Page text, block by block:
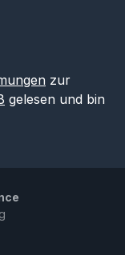
zur
gelesen und bin